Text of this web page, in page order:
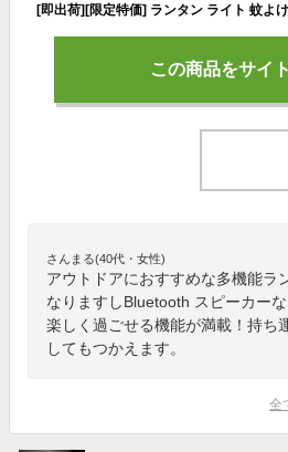
この商品をサイ
さんまる(40代・女性)
アウトドアにおすすめな多機能ラ
なりますしBluetooth スピーカー
楽しく過ごせる機能が満載！持ち
してもつかえます。
全